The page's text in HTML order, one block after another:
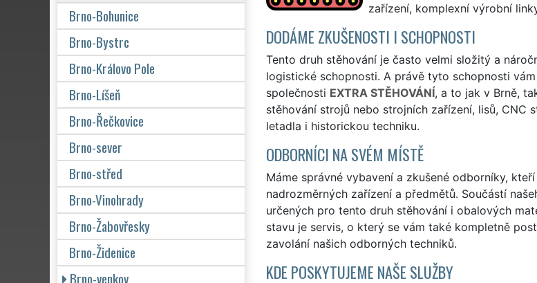
zařízení, komplexní výrobní
DODÁME ZKUŠENOSTI I SCHOPNOSTI
Tento druh stěhování je často velmi složitý a
logistické schopnosti. A právě tyto schopnosti
společnosti EXTRA STĚHOVÁNÍ, a to jak v Brně,
stěhování strojů nebo strojních zařízení, lisů, CNC
letadla i historickou techniku.
ODBORNÍCI NA SVÉM MÍSTĚ
Máme správné vybavení a zkušené odborníky,
nadrozměrných zařízení a předmětů. Součástí
určených pro tento druh stěhování i obalových
stavu je servis, o který se vám také kompletně
zavolání našich odborných techniků.
KDE POSKYTUJEME NAŠE SLUŽBY
Brno-Bohunice
Brno-Bystrc
Brno-Královo Pole
Brno-Líšeň
Brno-Řečkovice
Brno-sever
Brno-střed
Brno-Vinohrady
Brno-Žabovřesky
Brno-Židenice
Brno-venkov